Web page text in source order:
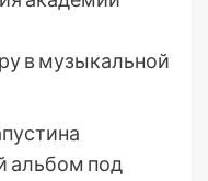
в музыкальной
альбом под